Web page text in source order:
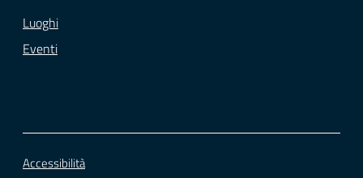
Luoghi
Eventi
Accessibilità